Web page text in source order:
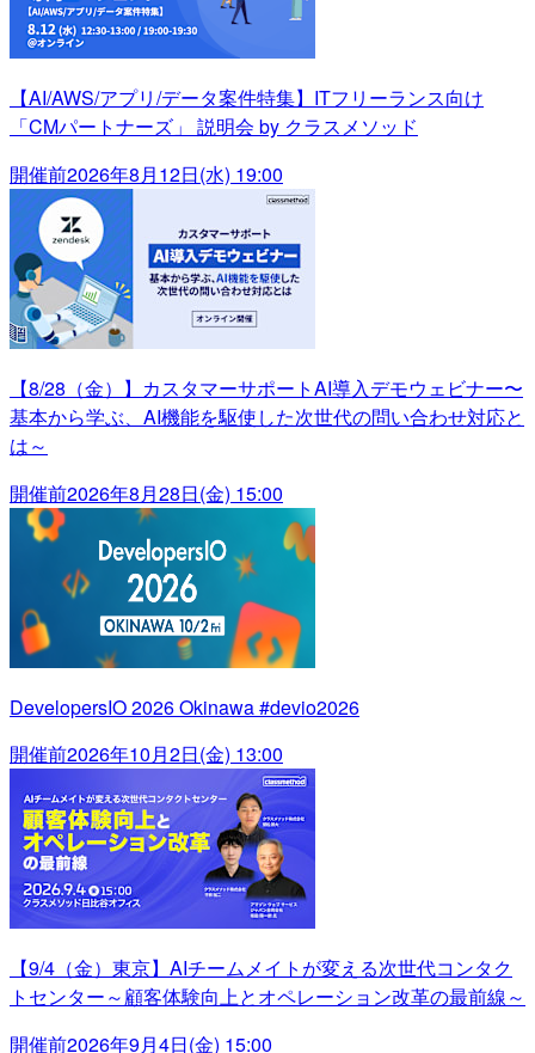
【AI/AWS/アプリ/データ案件特集】ITフリーランス向け
「CMパートナーズ」 説明会 by クラスメソッド
開催前2026年8月12日(水) 19:00
【8/28（金）】カスタマーサポートAI導入デモウェビナー〜
基本から学ぶ、AI機能を駆使した次世代の問い合わせ対応と
は～
開催前2026年8月28日(金) 15:00
DevelopersIO 2026 Okinawa #devio2026
開催前2026年10月2日(金) 13:00
【9/4（金）東京】AIチームメイトが変える次世代コンタク
トセンター～顧客体験向上とオペレーション改革の最前線～
開催前2026年9月4日(金) 15:00